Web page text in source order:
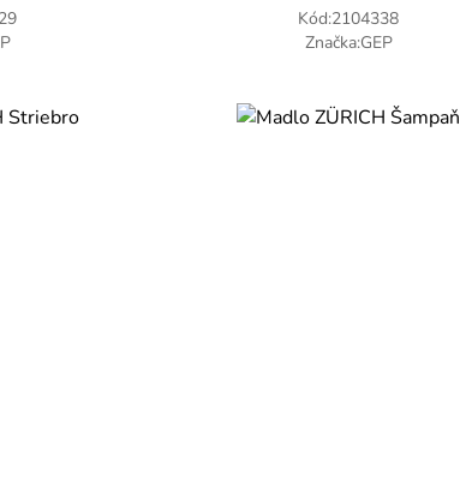
Kód:2104338
Značka:GEP